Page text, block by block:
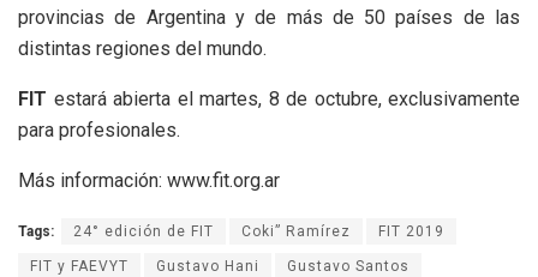
provincias de Argentina y de más de 50 países de las
distintas regiones del mundo.
FIT estará abierta el martes, 8 de octubre, exclusivamente
para profesionales.
Más información: www.fit.org.ar
Tags: 24° edición de FIT Coki” Ramírez FIT 2019
FIT y FAEVYT Gustavo Hani Gustavo Santos